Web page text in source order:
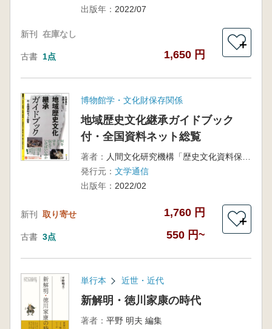
出版年： 2022/07
新刊 在庫なし
古書 1点 1,650 円
＋
博物館学・文化財保存関係
地域歴史文化継承ガイドブック
付・全国資料ネット総覧
著者：
発行元： 文学通信
出版年： 2022/02
新刊 取り寄せ 1,760 円
古書 3点 550 円~
＋
単行本 近世・近代
新解明・徳川家康の時代
著者： 平野 明夫 編集